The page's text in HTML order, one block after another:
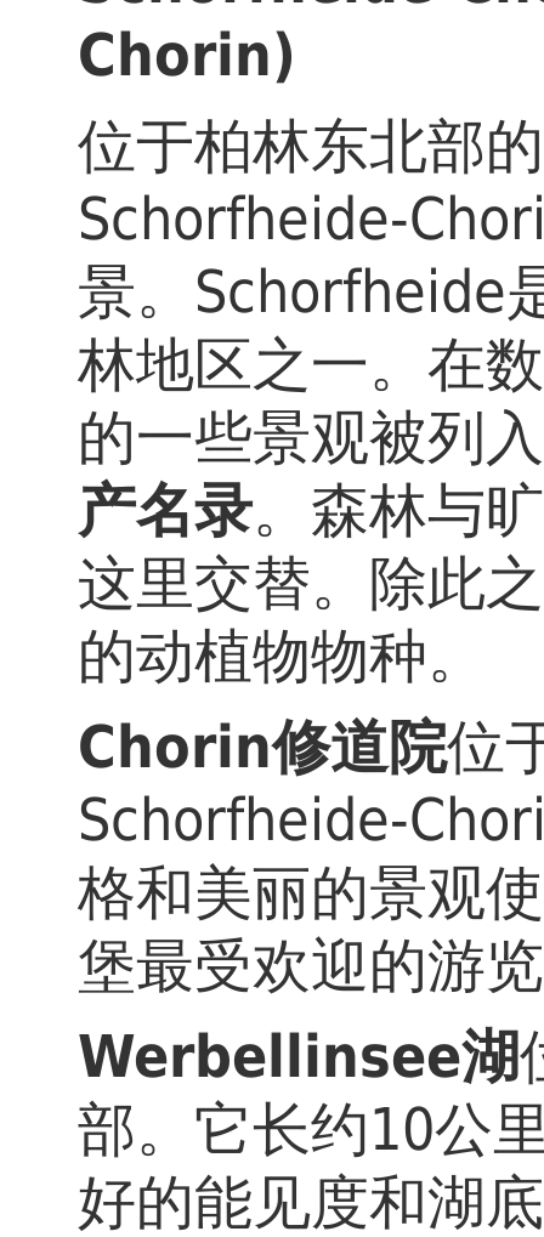
Chorin)
位于柏林东北部
Schorfheide-
景。Schorfheide
林地区之一。在
的一些景观被列
产名录。森林与
这里交替。除此
的动植物物种。
Chorin修道院位
Schorfheide-
格和美丽的景观
堡最受欢迎的游
Werbellinsee湖
部。它长约10公
好的能见度和湖